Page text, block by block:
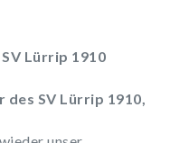
Lürrip 1910
SV Lürrip 1910,